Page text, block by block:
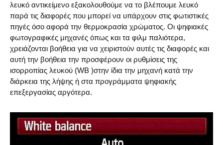
λευκό αντικείμενο εξακολουθούμε να το βλέπουμε λευκό
παρά τις διαφορές που μπορεί να υπάρχουν στις φωτιστικές
πηγές όσο αφορά την θερμοκρασία χρώματος. Οι ψηφιακές
φωτογραφικές μηχανές όπως και τα φιλμ παλιότερα,
χρειάζονται βοήθεια για να χειριστούν αυτές τις διαφορές και
αυτή την βοήθεια την προσφέρουν οι ρυθμίσεις της
ισορροπίας λευκού (WB )στην ίδια την μηχανή κατά την
διάρκεια της λήψης ή στα προγράμματα ψηφιακής
επεξεργασίας αργότερα.